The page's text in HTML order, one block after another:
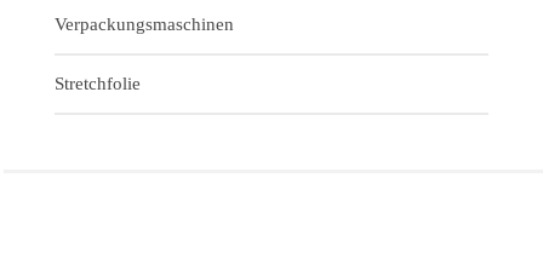
Verpackungsmaschinen
Stretchfolie